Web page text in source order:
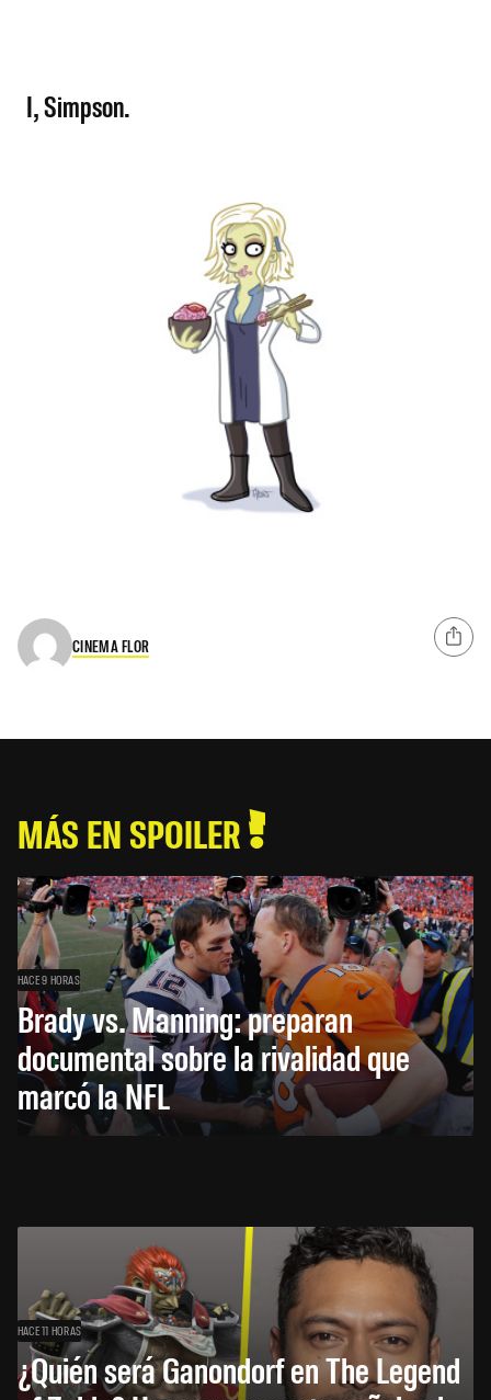
I, Simpson.
CINEMA FLOR
MÁS EN SPOILER
HACE 9 HORAS
Brady vs. Manning: preparan
documental sobre la rivalidad que
marcó la NFL
HACE 11 HORAS
¿Quién será Ganondorf en The Legend